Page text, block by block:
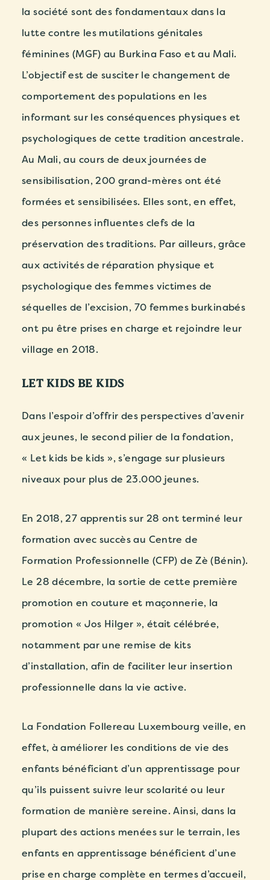
la société sont des fondamentaux dans la
lutte contre les mutilations génitales
féminines (MGF) au Burkina Faso et au Mali.
L’objectif est de susciter le changement de
comportement des populations en les
informant sur les conséquences physiques et
psychologiques de cette tradition ancestrale.
Au Mali, au cours de deux journées de
sensibilisation, 200 grand-mères ont été
formées et sensibilisées. Elles sont, en effet,
des personnes influentes clefs de la
préservation des traditions. Par ailleurs, grâce
aux activités de réparation physique et
psychologique des femmes victimes de
séquelles de l’excision, 70 femmes burkinabés
ont pu être prises en charge et rejoindre leur
village en 2018.
LET KIDS BE KIDS
Dans l’espoir d’offrir des perspectives d’avenir
aux jeunes, le second pilier de la fondation,
« Let kids be kids », s’engage sur plusieurs
niveaux pour plus de 23.000 jeunes.
En 2018, 27 apprentis sur 28 ont terminé leur
formation avec succès au Centre de
Formation Professionnelle (CFP) de Zè (Bénin).
Le 28 décembre, la sortie de cette première
promotion en couture et maçonnerie, la
promotion « Jos Hilger », était célébrée,
notamment par une remise de kits
d’installation, afin de faciliter leur insertion
professionnelle dans la vie active.
La Fondation Follereau Luxembourg veille, en
effet, à améliorer les conditions de vie des
enfants bénéficiant d’un apprentissage pour
qu’ils puissentsuivre leur scolarité ou leur
formation de manière sereine. Ainsi, dans la
plupart des actions menées sur le terrain, les
enfants en apprentissage bénéficient d’une
prise en charge complète en termes d’accueil,